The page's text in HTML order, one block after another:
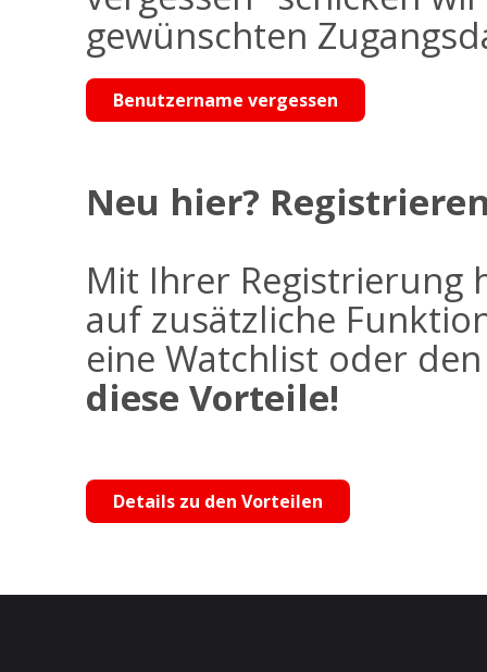
gewünschten
Benutzername vergessen
Neu hier?
Mit Ihrer Registrierung
auf zusätzliche
eine Watchlist oder
diese Vorteile!
Details zu den Vorteilen